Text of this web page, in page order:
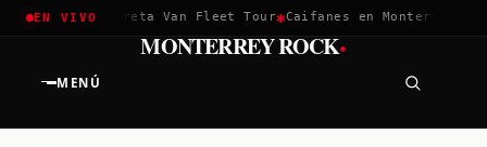
EN VIVO
2026✱ Greta Van Fleet Tour✱ Caifanes en Monterrey · 12
MENÚ
MONTERREY ROCK·